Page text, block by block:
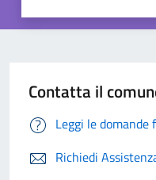
Contatta il
Leggi le domande
Richiedi